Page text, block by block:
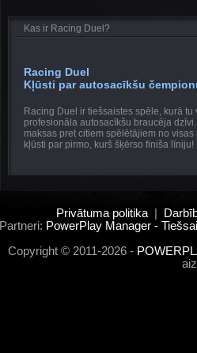
Kas ir Racing Duel?
Racing Duel
Kļūsti par autosacīkšu
Racing Duel ir tiešsaistes spēle, kurā tu
profesionāla autosacīkšu braucēja
maksas pret citiem spēlētājiem no
kļūsti par pirmo, kurš šķērso finiša līniju!
Privātuma politika|
Partneri: PowerPlay Manager -
Copyright © 2011-2026 -